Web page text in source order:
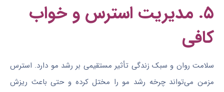
۵. مدیریت استرس و خواب
کافی
سلامت روان و سبک زندگی تأثیر مستقیمی بر رشد مو دارد. استرس
مزمن می‌تواند چرخه رشد مو را مختل کرده و حتی باعث ریزش